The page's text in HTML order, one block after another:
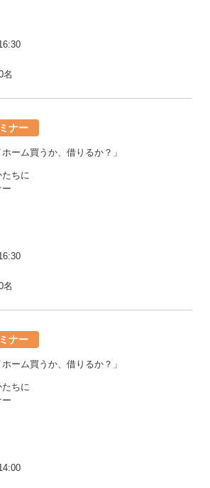
名
ナー
ーム買うか、借りるか？」
ちに
ー
名
ナー
ーム買うか、借りるか？」
ちに
ー